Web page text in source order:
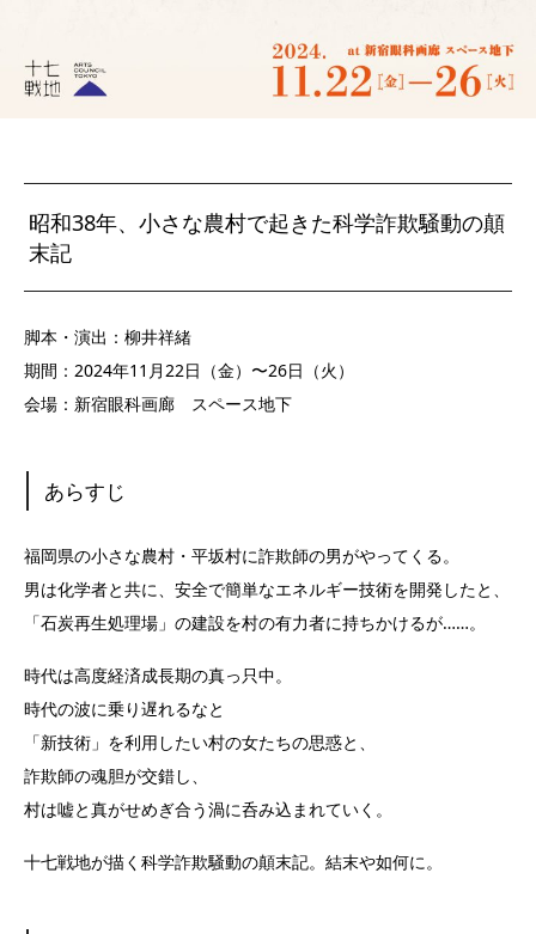
昭和38年、小さな農村で起きた科学詐欺騒動の顛
末記
脚本・演出：柳井祥緒
期間：2024年11月22日（金）〜26日（火）
会場：新宿眼科画廊 スペース地下
あらすじ
福岡県の小さな農村・平坂村に詐欺師の男がやってくる。
男は化学者と共に、安全で簡単なエネルギー技術を開発したと、
「石炭再生処理場」の建設を村の有力者に持ちかけるが……。
時代は高度経済成長期の真っ只中。
時代の波に乗り遅れるなと
「新技術」を利用したい村の女たちの思惑と、
詐欺師の魂胆が交錯し、
村は嘘と真がせめぎ合う渦に呑み込まれていく。
十七戦地が描く科学詐欺騒動の顛末記。結末や如何に。